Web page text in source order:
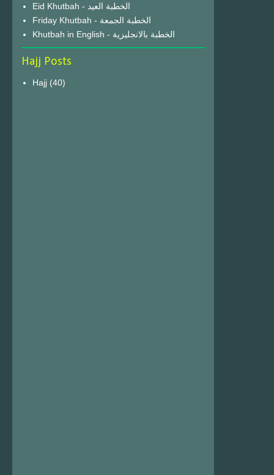
Eid Khutbah - الخطبة العيد
Friday Khutbah - الخطبة الجمعة
Khutbah in English - الخطبة بالانجليزية
Hajj Posts
Hajj (40)